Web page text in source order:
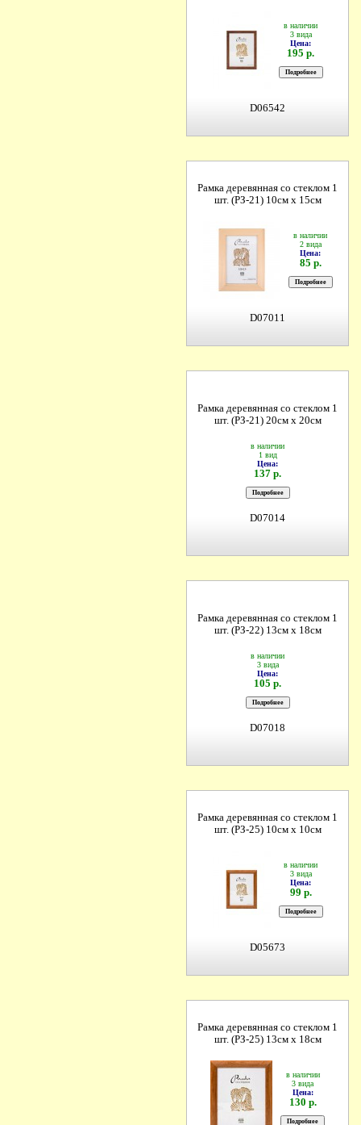
в наличии
3 вида
Цена:
195 р.
D06542
Рамка деревянная со стеклом 1
шт. (РЗ-21) 10см х 15см
в наличии
2 вида
Цена:
85 р.
D07011
Рамка деревянная со стеклом 1
шт. (РЗ-21) 20см х 20см
в наличии
1 вид
Цена:
137 р.
D07014
Рамка деревянная со стеклом 1
шт. (РЗ-22) 13см х 18см
в наличии
3 вида
Цена:
105 р.
D07018
Рамка деревянная со стеклом 1
шт. (РЗ-25) 10см х 10см
в наличии
3 вида
Цена:
99 р.
D05673
Рамка деревянная со стеклом 1
шт. (РЗ-25) 13см х 18см
в наличии
3 вида
Цена:
130 р.